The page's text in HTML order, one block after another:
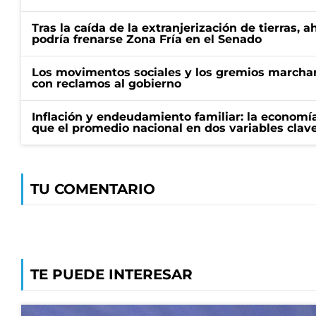
Tras la caída de la extranjerización de tierras,
podría frenarse Zona Fría en el Senado
Los movimentos sociales y los gremios
con reclamos al gobierno
Inflación y endeudamiento familiar: la
que el promedio nacional en dos variables
TU COMENTARIO
TE PUEDE INTERESAR